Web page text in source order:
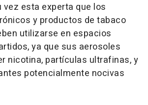
vez esta experta que los
y productos de tabaco
utilizarse en espacios
ya que sus aerosoles
nicotina, partículas ultrafinas, y
potencialmente nocivas